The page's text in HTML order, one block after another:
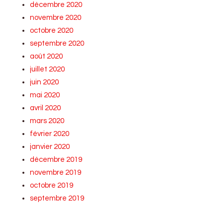
décembre 2020
novembre 2020
octobre 2020
septembre 2020
août 2020
juillet 2020
juin 2020
mai 2020
avril 2020
mars 2020
février 2020
janvier 2020
décembre 2019
novembre 2019
octobre 2019
septembre 2019